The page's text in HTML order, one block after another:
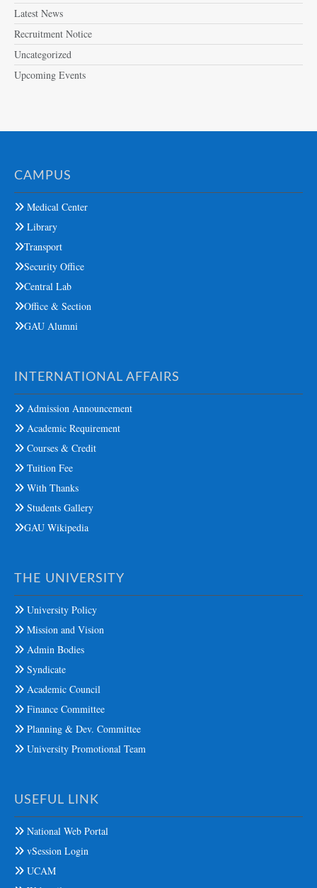
Latest News
Recruitment Notice
Uncategorized
Upcoming Events
CAMPUS
Medical Center
Library
Transport
Security Office
Central Lab
Office & Section
GAU Alumni
INTERNATIONAL AFFAIRS
Admission Announcement
Academic Requirement
Courses & Credit
Tuition Fee
With Thanks
Students Gallery
GAU Wikipedia
THE UNIVERSITY
University Policy
Mission and Vision
Admin Bodies
Syndicate
Academic Council
Finance Committee
Planning & Dev. Committee
University Promotional Team
USEFUL LINK
National Web Portal
vSession Login
UCAM